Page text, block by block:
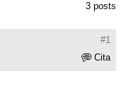
3 posts
#1
Cita